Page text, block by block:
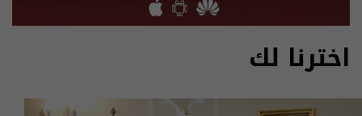
اخترنا لك